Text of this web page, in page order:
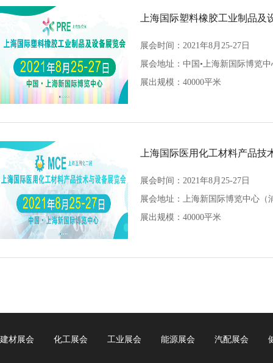
上海国际塑料橡胶工业制品及
展会时间：2021年8月25-27日
展会地址： 中国•上海新国际博览中
展出规模：40000平米
上海国际医用化工材料产品技
展会时间：2021年8月25-27日
展会地址： 上海新国际博览中心（
展出规模：40000平米
建材展会 化工展会 工业展会 能源展会 汽配展会